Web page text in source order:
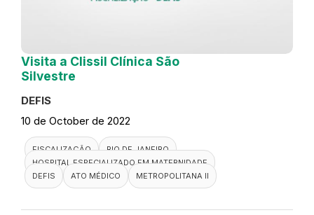
Visita a Clissil Clínica São
Silvestre
DEFIS
10 de October de 2022
FISCALIZAÇÃO
RIO DE JANEIRO
HOSPITAL ESPECIALIZADO EM MATERNIDADE
DEFIS
ATO MÉDICO METROPOLITANA II